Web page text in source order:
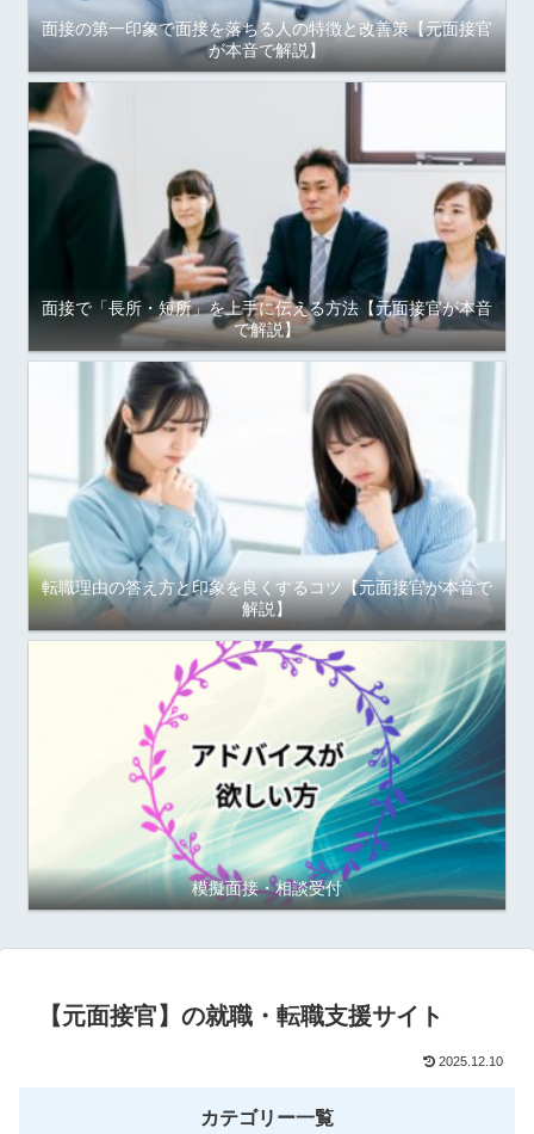
面接の第一印象で面接を落ちる人の特徴と改善策【元面接官
が本音で解説】
面接で「長所・短所」を上手に伝える方法【元面接官が本音
で解説】
転職理由の答え方と印象を良くするコツ【元面接官が本音で
解説】
模擬面接・相談受付
【元面接官】の就職・転職支援サイト
2025.12.10
カテゴリー一覧